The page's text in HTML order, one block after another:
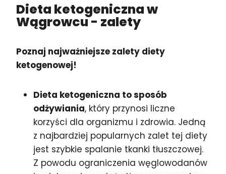
Dieta ketogeniczna w
Wągrowcu- zalety
Poznaj najważniejsze zalety diety
ketogenowej!
Dieta ketogeniczna to sposób
odżywiania, który przynosi liczne
korzyści dla organizmu i zdrowia. Jedną
z najbardziej popularnych zalet tej diety
jest szybkie spalanie tkanki tłuszczowej.
Z powodu ograniczenia węglowodanów